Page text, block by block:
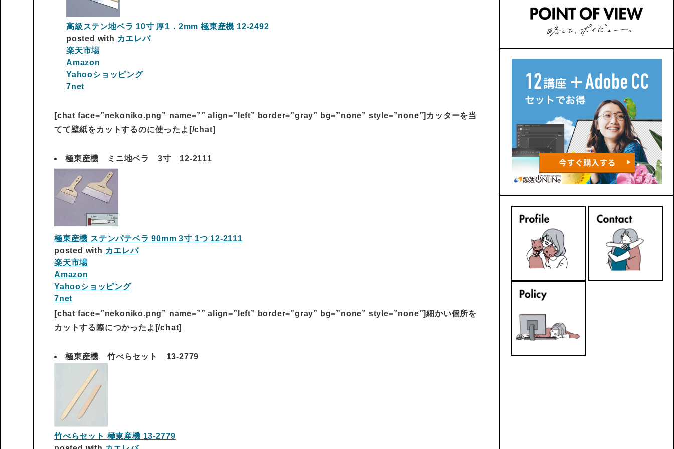
高級ステン地ベラ 10寸 厚1．2mm 極東産機 12-2492
posted with カエレバ
楽天市場
Amazon
Yahooショッピング
7net
[chat face=”nekoniko.png” name=”” align=”left” border=”gray” bg=”none” style=”none”]カッターを当
てて壁紙をカットするのに使ったよ[/chat]
極東産機 ミニ地ベラ 3寸 12-2111
極東産機 ステンパテベラ 90mm 3寸 1つ 12-2111
posted with カエレバ
楽天市場
Amazon
Yahooショッピング
7net
[chat face=”nekoniko.png” name=”” align=”left” border=”gray” bg=”none” style=”none”]細かい個所を
カットする際につかったよ[/chat]
極東産機 竹べらセット 13-2779
竹べらセット 極東産機 13-2779